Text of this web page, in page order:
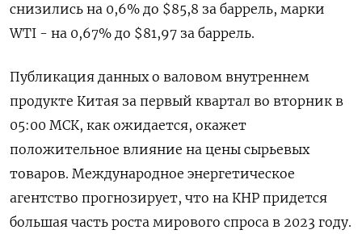
снизились на 0,6% до $85,8 за баррель, марки
WTI - на 0,67% до $81,97 за баррель.
Публикация данных о валовом внутреннем
продукте Китая за первый квартал во вторник в
05:00 МСК, как ожидается, окажет
положительное влияние на цены сырьевых
товаров. Международное энергетическое
агентство прогнозирует, что на КНР придется
большая часть роста мирового спроса в 2023 году.